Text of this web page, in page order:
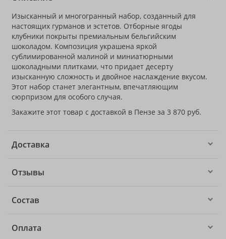
Изысканный и многогранный набор, созданный для
настоящих гурманов и эстетов. Отборные ягоды
клубники покрыты премиальным бельгийским
шоколадом. Композиция украшена яркой
сублимированной малиной и миниатюрными
шоколадными плитками, что придает десерту
изысканную сложность и двойное наслаждение вкусом.
Этот набор станет элегантным, впечатляющим
сюрпризом для особого случая.
Закажите этот товар с доставкой в Пензе за 3 870 руб.
Доставка
Отзывы
Состав
Оплата